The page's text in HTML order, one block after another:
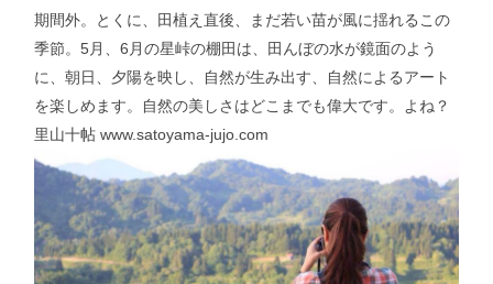
期間外。とくに、田植え直後、まだ若い苗が風に揺れるこの
季節。5月、6月の星峠の棚田は、田んぼの水が鏡面のよう
に、朝日、夕陽を映し、自然が生み出す、自然によるアート
を楽しめます。自然の美しさはどこまでも偉大です。よね？
里山十帖www.satoyama-jujo.com